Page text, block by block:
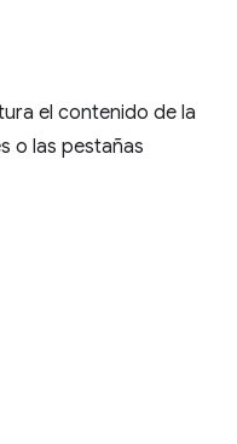
el contenido de la
o las pestañas